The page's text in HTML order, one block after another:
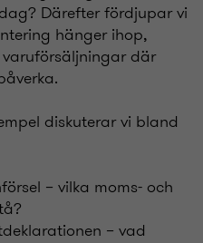
Därefter fördjupar vi
hänger ihop,
där
diskuterar vi bland
– vilka moms- och
– vad